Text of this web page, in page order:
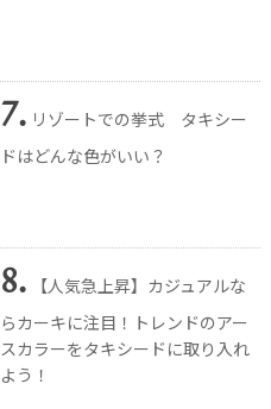
7. リゾートでの挙式 タキシー
ドはどんな色がいい？
8. 【人気急上昇】カジュアルな
らカーキに注目！トレンドのアー
スカラーをタキシードに取り入れ
よう！